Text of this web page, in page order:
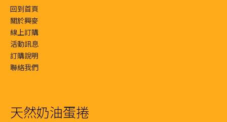
回到首頁
關於興麥
線上訂購
活動訊息
訂購說明
聯絡我們
天然奶油蛋捲